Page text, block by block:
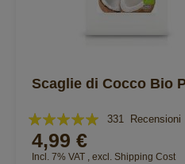
Scaglie di Cocco Bio
Valutazione:
99%
331 Recensioni
4,99 €
Incl. 7% VAT , excl. Shipping Cost